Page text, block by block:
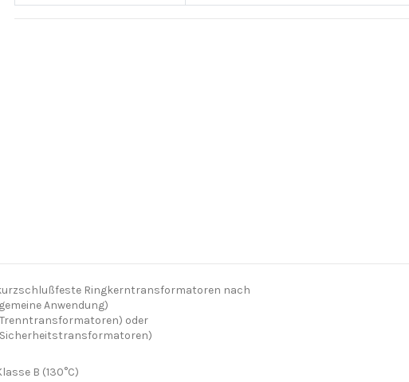
Ringkerntransformatoren nach
Anwendung)
oder
B (130°C)